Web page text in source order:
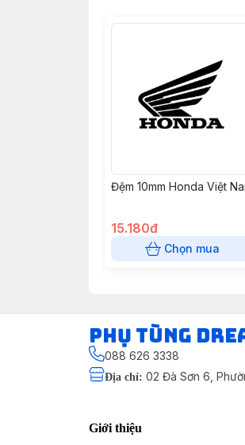
Đệm 10mm Honda Việt
15.180đ
Chọn mua
Phụ Tùng
088 626 3338
Địa chỉ: 02 Đà Sơn 6,
Giới thiệu